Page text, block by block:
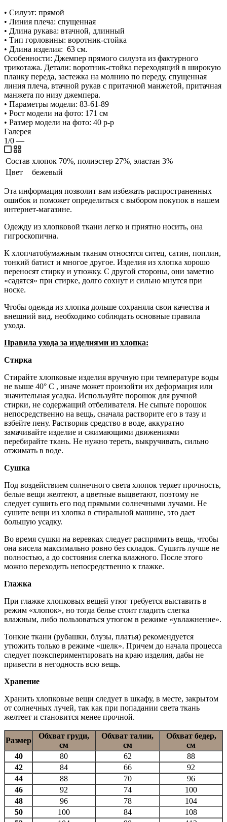
• Силуэт: прямой
• Линия плеча: спущенная
• Длина рукава: втачной, длинный
• Тип горловины: воротник-стойка
• Длина изделия: 63 см.
Особенности: Джемпер прямого силуэта из фактурного
трикотажа. Детали: воротник-стойка переходящий в широкую
планку переда, застежка на молнию по переду, спущенная
линия плеча, втачной рукав с притачной манжетой, притачная
манжета по низу джемпера.
• Параметры модели: 83-61-89
• Рост модели на фото: 171 см
• Размер модели на фото: 40 р-р
Галерея
1/0 —
Состав хлопок 70%, полиэстер 27%, эластан 3%
Цвет
бежевый
Эта информация позволит вам избежать распространенных
ошибок и поможет определиться с выбором покупок в нашем
интернет-магазине.
Одежду из хлопковой ткани легко и приятно носить, она
гигроскопична.
К хлопчатобумажным тканям относятся ситец, сатин, поплин,
тонкий батист и многое другое. Изделия из хлопка хорошо
переносят стирку и утюжку. С другой стороны, они заметно
«садятся» при стирке, долго сохнут и сильно мнутся при
носке.
Чтобы одежда из хлопка дольше сохраняла свои качества и
внешний вид, необходимо соблюдать основные правила
ухода.
Правила ухода за изделиями из хлопка:
Стирка
Стирайте хлопковые изделия вручную при температуре воды
не выше 40° С , иначе может произойти их деформация или
значительная усадка. Используйте порошок для ручной
стирки, не содержащий отбеливателя. Не сыпьте порошок
непосредственно на вещь, сначала растворите его в тазу и
взбейте пену. Растворив средство в воде, аккуратно
замачивайте изделие и сжимающими движениями
перебирайте ткань. Не нужно тереть, выкручивать, сильно
отжимать в воде.
Сушка
Под воздействием солнечного света хлопок теряет прочность,
белые вещи желтеют, а цветные выцветают, поэтому не
следует сушить его под прямыми солнечными лучами. Не
сушите вещи из хлопка в стиральной машине, это дает
большую усадку.
Во время сушки на веревках следует распрямить вещь, чтобы
она висела максимально ровно без складок. Сушить лучше не
полностью, а до состояния слегка влажного. После этого
можно переходить непосредственно к глажке.
Глажка
При глажке хлопковых вещей утюг требуется выставить в
режим «хлопок», но тогда белье стоит гладить слегка
влажным, либо пользоваться утюгом в режиме «увлажнение».
Тонкие ткани (рубашки, блузы, платья) рекомендуется
утюжить только в режиме «шелк». Причем до начала процесса
следует поэкспериментировать на краю изделия, дабы не
привести в негодность всю вещь.
Хранение
Хранить хлопковые вещи следует в шкафу, в месте, закрытом
от солнечных лучей, так как при попадании света ткань
желтеет и становится менее прочной.
Размер
Обхват груди,
см
Обхват талии,
см
Обхват бедер,
см
40
80 62
88
42
84 66
92
44
88 70
96
46
92 74
100
48
96 78
104
50
100 84
108